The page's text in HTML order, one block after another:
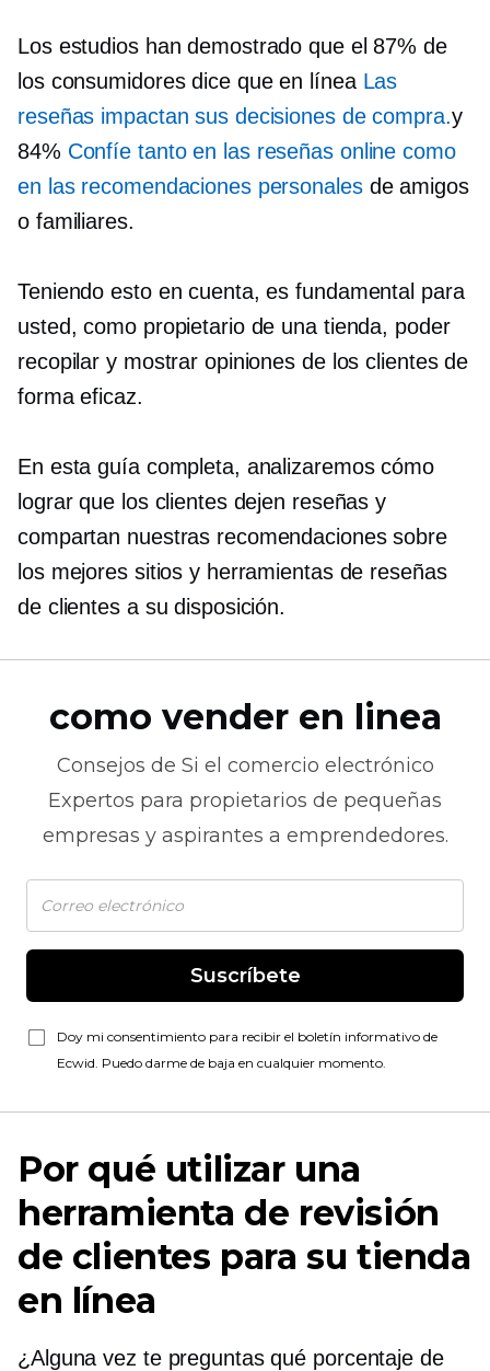
Los estudios han demostrado que el 87% de
los consumidores dice que en línea Las
reseñas impactan sus decisiones de compra.y
84% Confíe tanto en las reseñas online como
en las recomendaciones personalesde amigos
o familiares.
Teniendo esto en cuenta, es fundamental para
usted, como propietario de una tienda, poder
recopilar y mostrar opiniones de los clientes de
forma eficaz.
En esta guía completa, analizaremos cómo
lograr que los clientes dejen reseñas y
compartan nuestras recomendaciones sobre
los mejores sitios y herramientas de reseñas
de clientes a su disposición.
como vender en linea
Consejos de Si el comercio electrónico
Expertos para propietarios de pequeñas
empresas y aspirantes a emprendedores.
Suscríbete
Doy mi consentimiento para recibir el boletín informativo de
Ecwid. Puedo darme de baja en cualquier momento.
Por qué utilizar una
herramienta de revisión
de clientes para su tienda
en línea
¿Alguna vez te preguntas qué porcentaje de